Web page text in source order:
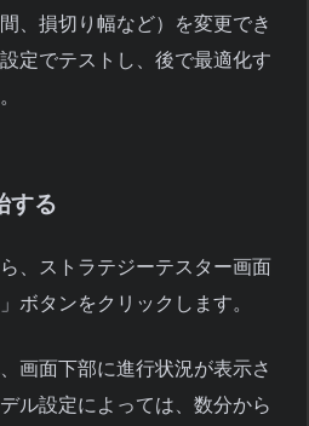
、損切り幅など）を変更でき
定でテストし、後で最適化す
する
、ストラテジーテスター画面
ボタンをクリックします。
画面下部に進行状況が表示さ
ル設定によっては、数分から